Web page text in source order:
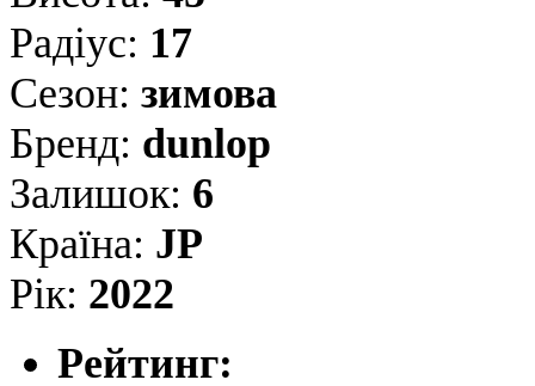
Радіус: 17
Сезон: зимова
Бренд: dunlop
Залишок: 6
Країна: JP
Рік: 2022
Рейтинг: